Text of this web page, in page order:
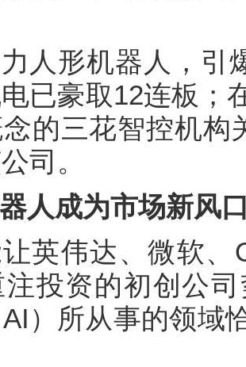
人形机器人，引
已豪取12连板；
的三花智控机构
司。
人成为市场新风
英伟达、微软
投资的初创公
AI）所从事的领